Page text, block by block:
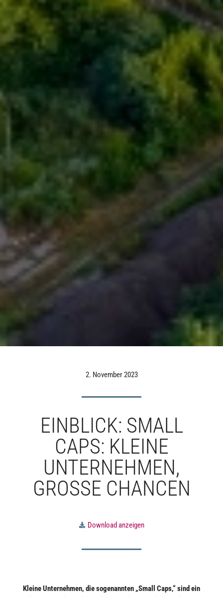
2. November 2023
EINBLICK: SMALL
CAPS: KLEINE
UNTERNEHMEN,
GROSSE CHANCEN
Download anzeigen
Kleine Unternehmen, die sogenannten „Small Caps,“ sind ein